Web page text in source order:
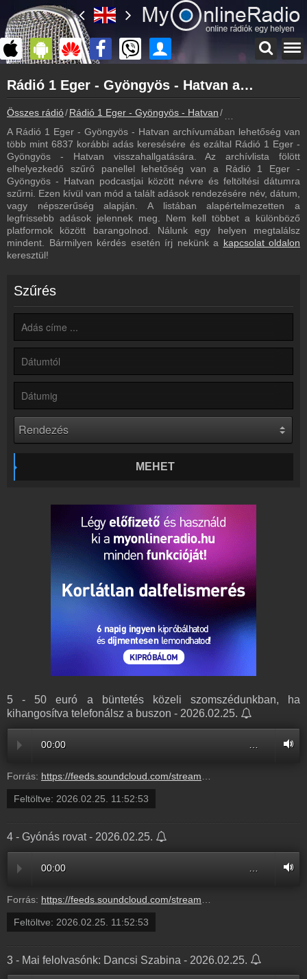
myonlineradio.hu
Rádió 1 Eger - Gyöngyös - Hatvan
Vissza a Rádió 1 Eger - Gyöngyös - Hatvan oldalára
Bejelentkezés
Hozz létre saját fiókot!
Most szól
Tudd meg mi szólt eddig
Frekvenciák
Rádió 1 Eger - Gyöngyös - Hatvan frekvencia
Műsorújság
Webkamera
Rádió 1 Eger - Gyöngyös - Hatvan webkamera, élőkép
Hírek
Rádió 1 Eger - Gyöngyös - Hatvan kapcsolatos hírek
Kapcsolat
Partnerek
Rádió beágyazás
Ágyazd be weboldaladba
Online rádió készítés
Rádió 1 Eger - Gyöngyös - Hatvan archívum - Rádió 1 Eger - Gyöngyös - Hatvan podcasts - Rádió 1 Eger - Gyöngyös - Hatvan visszahallgatás
Összes rádió Rádió 1 Eger - Gyöngyös - Hatvan
A Rádió 1 Eger - Gyöngyös - Hatvan archívumában lehetőség van
több mint 6837 korábbi adás keresésére és ezáltal Rádió 1 Eger -
Gyöngyös - Hatvan visszahallgatására. Az archívlista fölött
elhelyezkedő szűrő panellel lehetőség van a Rádió 1 Eger -
Gyöngyös - Hatvan podcastjai között névre és feltöltési dátumra
szűrni. Ezen kívül van mód a talált adások rendezésére név, dátum,
vagy népszerűség alapján. A listában alapértelmezetten a
legfrissebb adások jelennek meg. Nem kell többet a különböző
platformok között barangolnod. Nálunk egy helyen megtalálsz
mindent. Bármilyen kérdés esetén írj nekünk a kapcsolat oldalon
keresztül!
Szűrés
MEHET
5 - 50 euró a büntetés közeli szomszédunkban, ha
kihangosítva telefonálsz a buszon - 2026.02.25.
00:00
Forrás: https://feeds.soundcloud.com/stream/2273080808-radio1hungary-5-50-euro-a-buntetes-kozeli-szomszedunkban-ha-kihangositva-telefonalsz-a-buszon-5.mp3
Feltöltve: 2026.02.25. 11:52:53
4 - Gyónás rovat - 2026.02.25.
00:00
Forrás: https://feeds.soundcloud.com/stream/2273080811-radio1hungary-aa3eba42-66c1-427c-9552-a25ba5e084ef.mp3
Feltöltve: 2026.02.25. 11:52:53
3 - Mai felolvasónk: Dancsi Szabina - 2026.02.25.